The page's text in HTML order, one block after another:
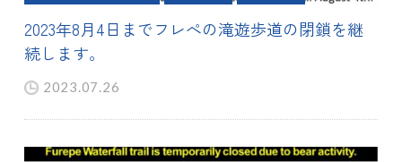
2023年8月4日までフレぺの滝遊歩道の閉鎖を継
続します。
2023.07.26